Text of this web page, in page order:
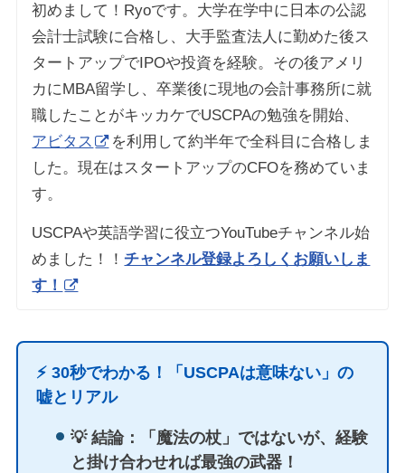
初めまして！Ryoです。大学在学中に日本の公認
会計士試験に合格し、大手監査法人に勤めた後ス
タートアップでIPOや投資を経験。その後アメリ
カにMBA留学し、卒業後に現地の会計事務所に就
職したことがキッカケでUSCPAの勉強を開始、
アビタス
を利用して約半年で全科目に合格しま
した。現在はスタートアップのCFOを務めていま
す。
USCPAや英語学習に役立つYouTubeチャンネル始
めました！！チャンネル登録よろしくお願いしま
す！
⚡️ 30秒でわかる！「USCPAは意味ない」の
嘘とリアル
💡 結論：「魔法の杖」ではないが、経験
と掛け合わせれば最強の武器！